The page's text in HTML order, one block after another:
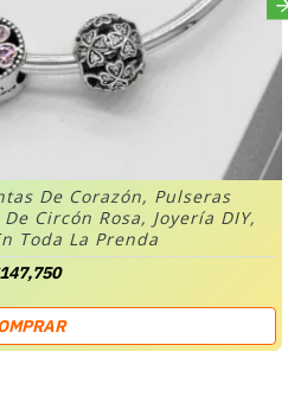
De Corazón, Pulseras
Circón Rosa, Joyería DIY,
Toda La Prenda